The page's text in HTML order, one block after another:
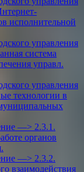
исполнительной
управления
система
управл.
управления
технологии в
—> 2.3.1.
органов
—> 2.3.2.
взаимодействия